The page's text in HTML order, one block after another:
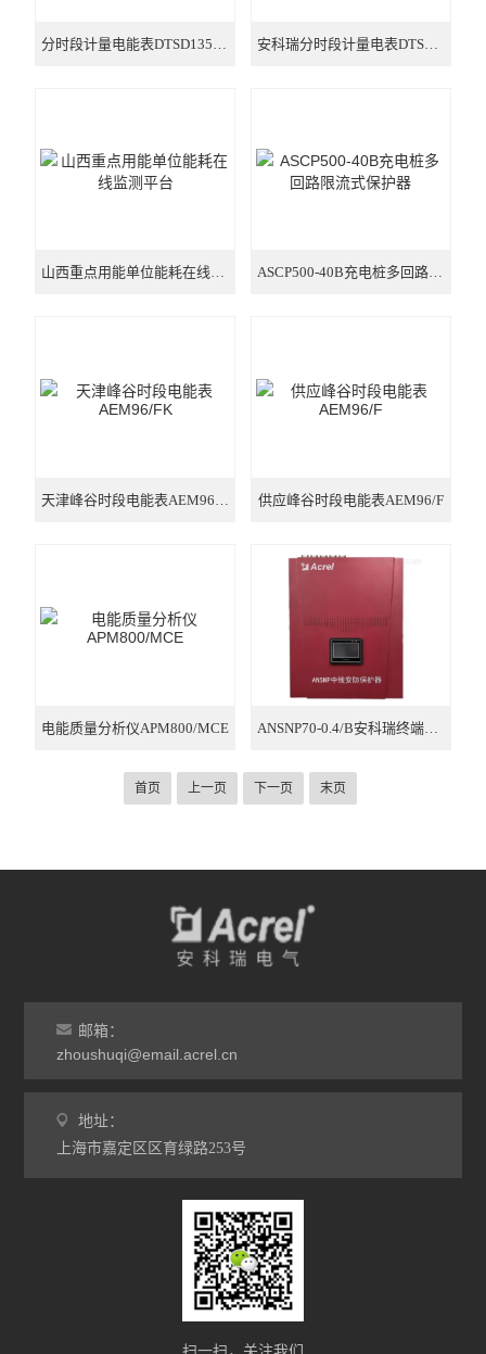
安科瑞交流电流传感器分时段计量电能表DTSD1352-FC 安科瑞分时段计量电表DTSD1352-FC
山西重点用能单位能耗在线监测平台 ASCP500-40B充电桩多回路限流式保护器
天津峰谷时段电能表AEM96/FK 供应峰谷时段电能表AEM96/F
电能质量分析仪APM800/MCE ANSNP70-0.4/B安科瑞终端电气综合治理保护装置
首页 上一页 下一页 末页
邮箱：
zhoushuqi@email.acrel.cn
地址：
上海市嘉定区区育绿路253号